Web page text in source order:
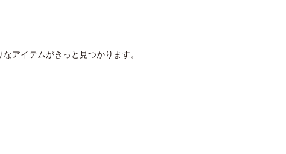
アイテムがきっと見つかります。